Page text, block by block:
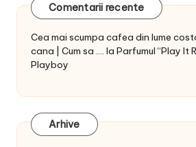
Comentarii recente
Cea mai scumpa cafea din lume
cana | Cum sa .... la Parfumul “Play It
Playboy
Arhive